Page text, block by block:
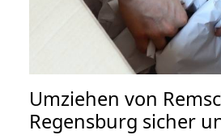
Umziehen von
Regensburg sicher